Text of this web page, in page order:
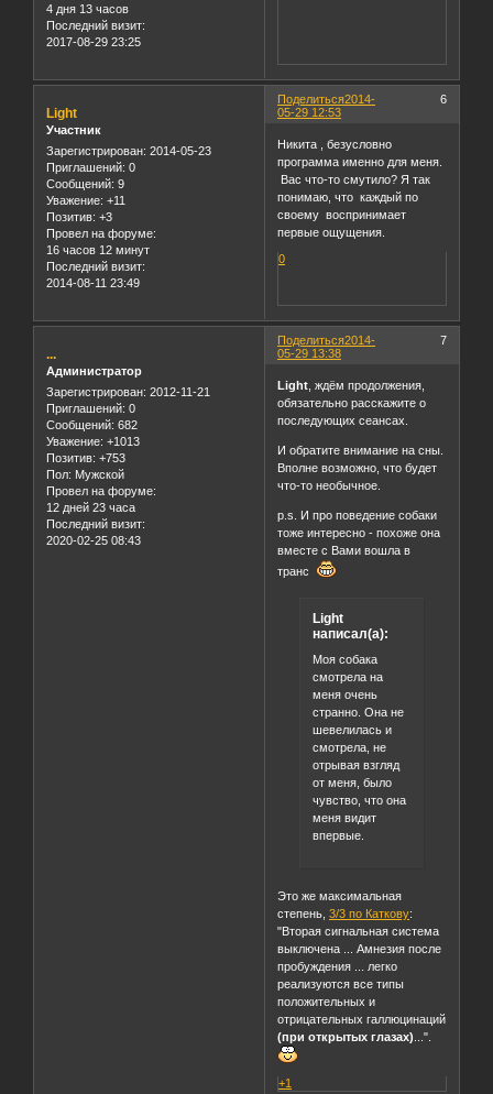
4 дня 13 часов
Последний визит:
2017-08-29 23:25
Поделиться 6
2014-
05-29 12:53
Light
Участник
Зарегистрирован: 2014-05-23
Приглашений: 0
Сообщений: 9
Уважение: +11
Позитив: +3
Провел на форуме:
16 часов 12 минут
Последний визит:
2014-08-11 23:49
Никита , безусловно
программа именно для меня.
Вас что-то смутило? Я так
понимаю, что каждый по
своему воспринимает
первые ощущения.
0
Поделиться 7
2014-
05-29 13:38
...
Администратор
Зарегистрирован: 2012-11-21
Приглашений: 0
Сообщений: 682
Уважение: +1013
Позитив: +753
Пол: Мужской
Провел на форуме:
12 дней 23 часа
Последний визит:
2020-02-25 08:43
Light , ждём продолжения,
обязательно расскажите о
последующих сеансах.
И обратите внимание на сны.
Вполне возможно, что будет
что-то необычное.
p.s. И про поведение собаки
тоже интересно - похоже она
вместе с Вами вошла в
транс
Light
написал(а):
Моя собака
смотрела на
меня очень
странно. Она не
шевелилась и
смотрела, не
отрывая взгляд
от меня, было
чувство, что она
меня видит
впервые.
Это же максимальная
степень,3/3 по Каткову:
"Вторая сигнальная система
выключена ... Амнезия после
пробуждения ... легко
реализуются все типы
положительных и
отрицательных галлюцинаций
(при открытых глазах) ...".
+1